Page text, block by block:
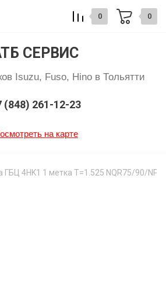
СЕРВИС
Isuzu, Fuso, Hino в Тольятти
(848) 261-12-23
на карте
0 0
ГБЦ 4HK1 1 метка T=1.525 NQR75/90/